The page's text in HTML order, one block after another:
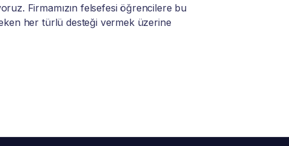
Firmamızın felsefesi öğrencilere bu
her türlü desteği vermek üzerine